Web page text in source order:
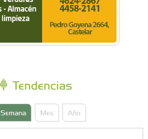
Tendencias
Semana Mes Año